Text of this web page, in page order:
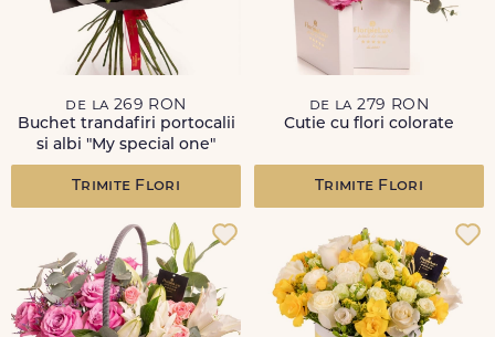
de la 269 RON
Buchet trandafiri portocalii
si albi "My special one"
Trimite Flori
de la 279 RON
Cutie cu flori colorate
Trimite Flori